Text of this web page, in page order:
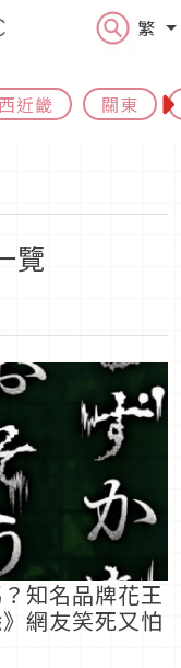
繁
近畿 關東
覽
知名品牌花王
網友笑死又怕